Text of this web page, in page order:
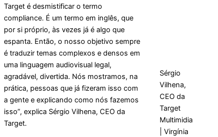
Target é desmistificar o termo
compliance. É um termo em inglês, que
por si próprio, às vezes já é algo que
espanta. Então, o nosso objetivo sempre
é traduzir temas complexos e densos em
uma linguagem audiovisual legal,
agradável, divertida. Nós mostramos, na
prática, pessoas que já fizeram isso com
a gente e explicando como nós fazemos
isso”, explica Sérgio Vilhena, CEO da
Target.
Sérgio
Vilhena,
CEO da
Target
Multimidia
| Virgínia